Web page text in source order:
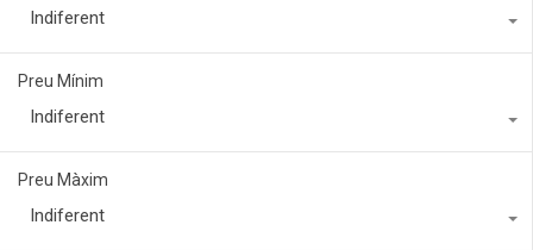
Indiferent
Preu Mínim
Indiferent
Preu Màxim
Indiferent